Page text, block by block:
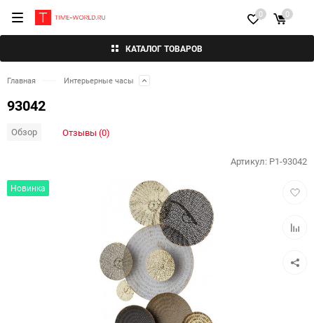
КАТАЛОГ ТОВАРОВ
0 0
Главная Интерьерные часы
93042
Обзор Отзывы (0)
Новинка
Артикул: P1-93042